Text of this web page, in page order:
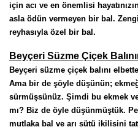
için acı ve en önemlisi
asla ödün vermeyen bir bal.
reyhasıyla özel bir bal.
Beyçeri Süzme Çiçek
Beyçeri süzme çiçek balını
Ama bir de şöyle düşünün;
sürmüşsünüz. Şimdi bu ekmek
mı? Biz de öyle düşünmüştük.
mutlaka bal ve arı sütü ikilisini